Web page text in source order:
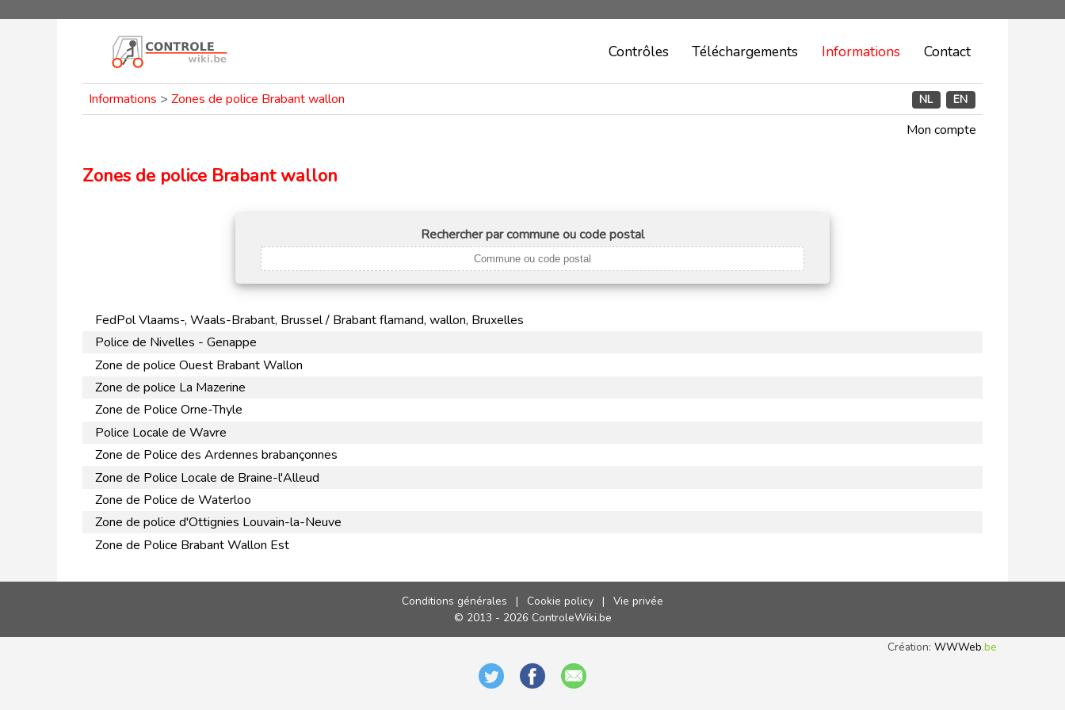
Contrôles Téléchargements Informations Contact
Informations > Zones de police Brabant wallon NL EN
Mon compte
Zones de police Brabant wallon
Rechercher par commune ou code postal
FedPol Vlaams-, Waals-Brabant, Brussel / Brabant flamand, wallon, Bruxelles
Police de Nivelles - Genappe
Zone de police Ouest Brabant Wallon
Zone de police La Mazerine
Zone de Police Orne-Thyle
Police Locale de Wavre
Zone de Police des Ardennes brabançonnes
Zone de Police Locale de Braine-l'Alleud
Zone de Police de Waterloo
Zone de police d'Ottignies Louvain-la-Neuve
Zone de Police Brabant Wallon Est
Conditions générales | Cookie policy |
Vie privée
© 2013 - 2026 ControleWiki.be
Création:WWWeb.be